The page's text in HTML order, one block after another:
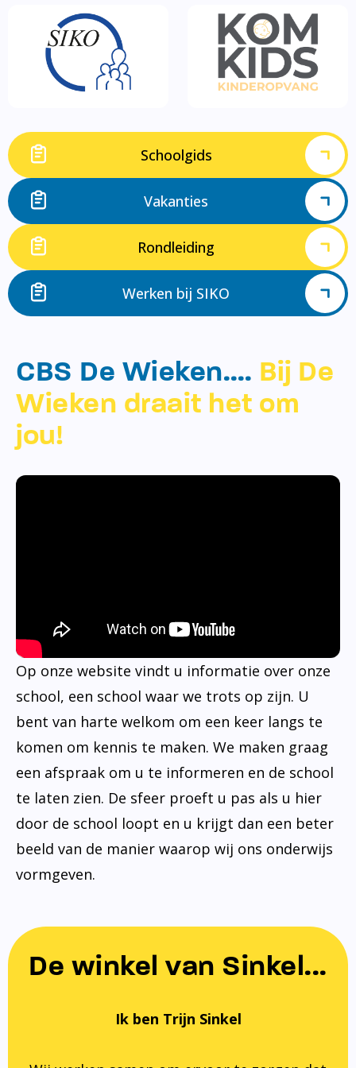
Schoolgids
Vakanties
Rondleiding
Werken bij SIKO
CBS De Wieken…. Bij De
Wieken draait het om
jou!
Op onze website vindt u informatie over onze
school, een school waar we trots op zijn. U
bent van harte welkom om een keer langs te
komen om kennis te maken. We maken graag
een afspraak om u te informeren en de school
te laten zien. De sfeer proeft u pas als u hier
door de school loopt en u krijgt dan een beter
beeld van de manier waarop wij ons onderwijs
vormgeven.
De winkel van Sinkel...
Ik ben Trijn Sinkel